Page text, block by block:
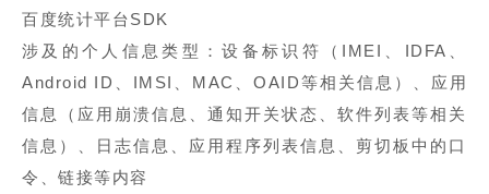
百度统计平台SDK
涉及的个人信息类型：设备标识符（IMEI、IDFA、
Android ID、IMSI、MAC、OAID等相关信息）、应用
信息（应用崩溃信息、通知开关状态、软件列表等相关
信息）、日志信息、应用程序列表信息、剪切板中的口
令、链接等内容